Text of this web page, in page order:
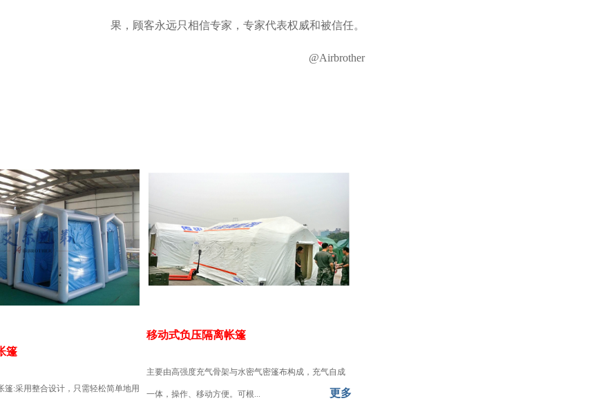
果，顾客永远只相信专家，专家代表权威和被信任。
@Airbrother
篷
篷:采用整合设计，只需轻松简单地用
移动式负压隔离帐篷
​主要由高强度充气骨架与水密气密篷布构成，充气自成
一体，操作、移动方便。可根... 更多